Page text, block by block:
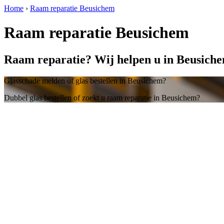
Home › Raam reparatie Beusichem
Raam reparatie Beusichem
Raam reparatie? Wij helpen u in
Glasschade melden of glas bestellen in Beusichem?
Dubbel glas bestellen of zoekt u raam reparatie in Beusichem?